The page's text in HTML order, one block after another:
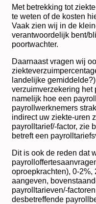
Met betrekking tot
te weten of de kosten
Vaak zien wij in de
verantwoordelijk bent/
poortwachter.
Daarnaast vragen wij
landelijke
verzuimverzekering
namelijk hoe een
payrollwerknemers
indirect uw ziekte-uren
payrolltarief/-factor, zie
betreft een
Dit is ook de reden dat
oproepkrachten), 0-2%,
aangeven,
payrolltarieven/-
desbetreffende